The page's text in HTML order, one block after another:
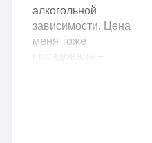
1-я местная
палата
комната
Все
опции
алкогольной
зависимости. Цена
меня тоже
порадовала –